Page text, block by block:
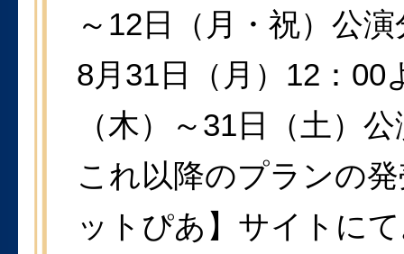
～12日（月・祝）公
8月31日（月）12：00
（木）～31日（土）
これ以降のプランの
ットぴあ】サイトに